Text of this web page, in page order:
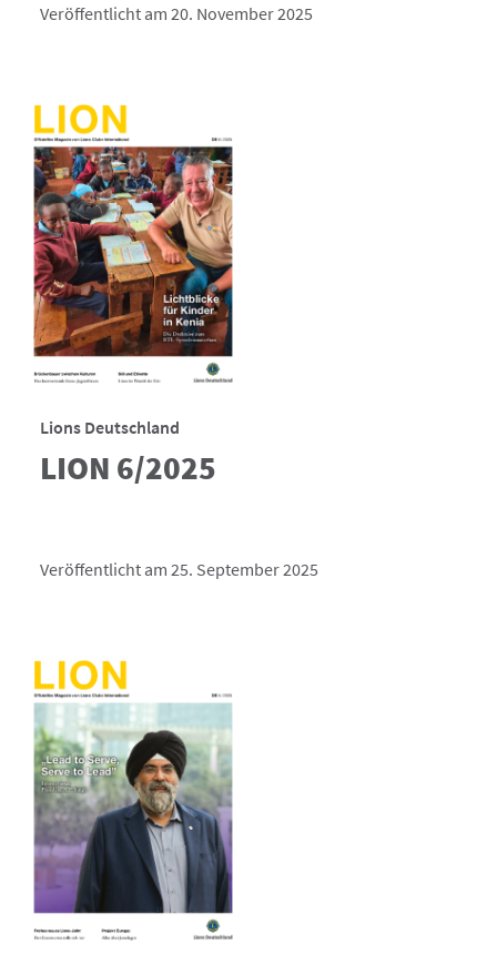
Veröffentlicht am 20. November 2025
Lions Deutschland
LION 6/2025
Veröffentlicht am 25. September 2025